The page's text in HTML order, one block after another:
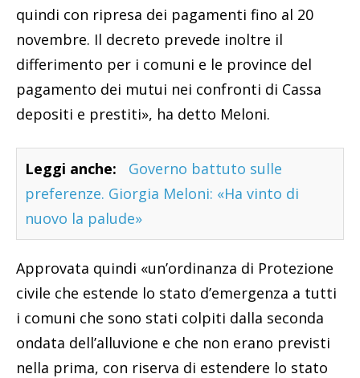
quindi con ripresa dei pagamenti fino al 20
novembre. Il decreto prevede inoltre il
differimento per i comuni e le province del
pagamento dei mutui nei confronti di Cassa
depositi e prestiti», ha detto Meloni.
Leggi anche:
Governo battuto sulle
preferenze. Giorgia Meloni: «Ha vinto di
nuovo la palude»
Approvata quindi «un’ordinanza di Protezione
civile che estende lo stato d’emergenza a tutti
i comuni che sono stati colpiti dalla seconda
ondata dell’alluvione e che non erano previsti
nella prima, con riserva di estendere lo stato